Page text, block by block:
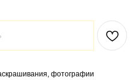
фотографии